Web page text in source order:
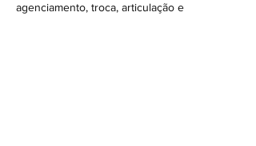
agenciamento, troca, articulação e